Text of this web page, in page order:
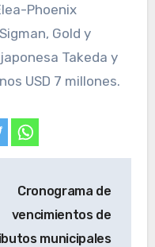
Phoenix
Gold y
Takeda y
USD 7 millones.
Cronograma de
vencimientos de
municipales